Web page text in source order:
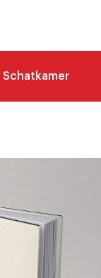
Schatkamer